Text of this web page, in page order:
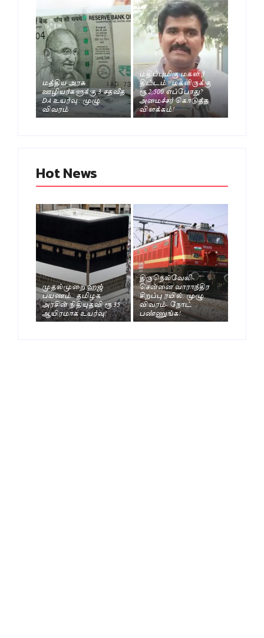
மத்திய அரசு
ஊழியர்களுக்கு 3 சதவீத
DA உயர்வு.. முழு
விவரம்
மதிப்புமிகு மகளிர்
திட்டம்.. மகளிருக்கு
ரூ.2,500 எப்போது?
அமைச்சர் கொடுத்த
விளக்கம்!
Hot News
முதல்முறை ஹஜ்
பயணம்.. தமிழக
அரசின் நிதியுதவி ரூ.35
ஆயிரமாக உயர்வு!
திருநெல்வேலி-
சென்னை வாராந்திர
சிறப்பு ரயில். முழு
விவரம்- நோட்
பண்ணுங்க!